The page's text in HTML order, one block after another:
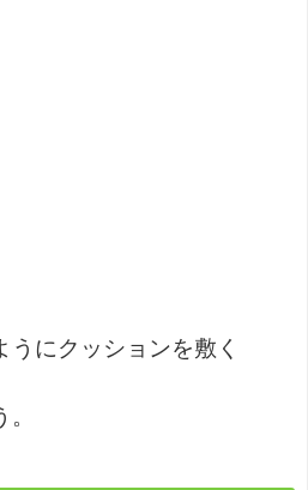
うにクッションを敷く